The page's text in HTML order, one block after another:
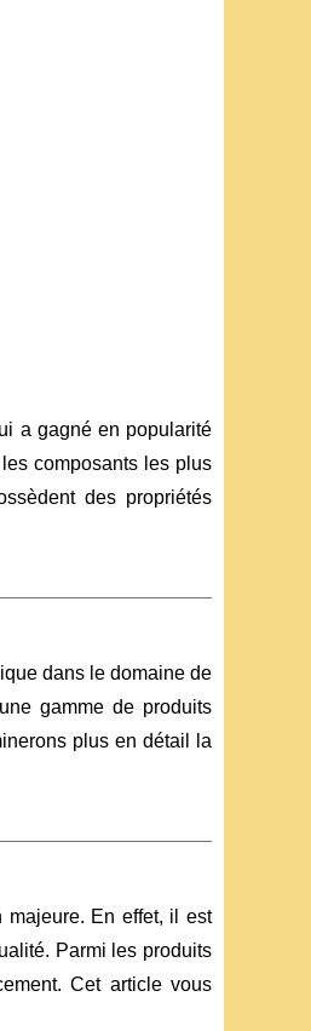
a gagné en popularité
composants les plus
des propriétés
dans le domaine de
gamme de produits
plus en détail la
majeure. En effet, il est
Parmi les produits
Cet article vous